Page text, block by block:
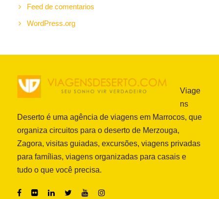
Feed de comentarios
WordPress.org
Viage
ns
Deserto é uma agência de viagens em Marrocos, que
organiza circuitos para o deserto de Merzouga,
Zagora, visitas guiadas, excursões, viagens privadas
para famílias, viagens organizadas para casais e
tudo o que você precisa.